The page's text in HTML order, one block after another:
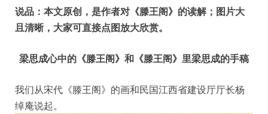
说品：本文原创，是作者对《滕王阁》的读解；图片大
且清晰，大家可直接点图放大欣赏。
梁思成心中的《滕王阁》和《滕王阁》里梁思成的手稿
我们从宋代《滕王阁》的画和民国江西省建设厅厅长杨
绰庵说起。